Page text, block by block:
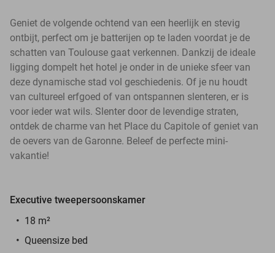
Geniet de volgende ochtend van een heerlijk en stevig
ontbijt, perfect om je batterijen op te laden voordat je de
schatten van Toulouse gaat verkennen. Dankzij de ideale
ligging dompelt het hotel je onder in de unieke sfeer van
deze dynamische stad vol geschiedenis. Of je nu houdt
van cultureel erfgoed of van ontspannen slenteren, er is
voor ieder wat wils. Slenter door de levendige straten,
ontdek de charme van het Place du Capitole of geniet van
de oevers van de Garonne. Beleef de perfecte mini-
vakantie!
Executive tweepersoonskamer
18 m²
Queensize bed